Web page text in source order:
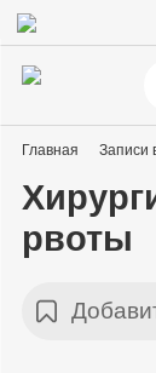
Главная Записи
рвоты